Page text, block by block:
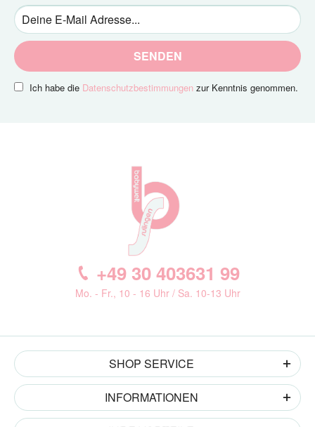
SENDEN
Ich habe die Datenschutzbestimmungen zur Kenntnis genommen.
+49 30 403631 99
Mo. - Fr., 10 - 16 Uhr / Sa. 10-13 Uhr
SHOP SERVICE
INFORMATIONEN